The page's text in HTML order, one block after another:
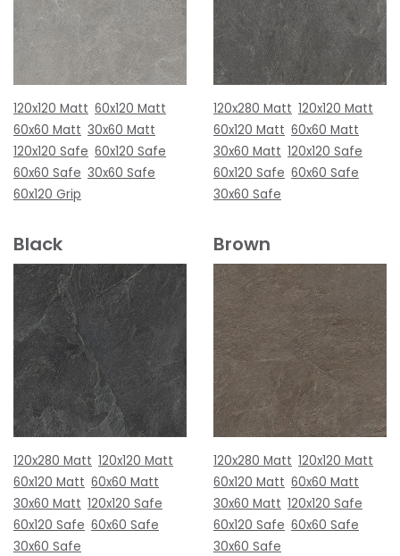
120x120 Matt 60x120 Matt
60x60 Matt 30x60 Matt
120x120 Safe 60x120 Safe
60x60 Safe 30x60 Safe
60x120 Grip
120x280 Matt 120x120 Matt
60x120 Matt 60x60 Matt
30x60 Matt 120x120 Safe
60x120 Safe 60x60 Safe
30x60 Safe
Black
120x280 Matt 120x120 Matt
60x120 Matt 60x60 Matt
30x60 Matt 120x120 Safe
60x120 Safe 60x60 Safe
30x60 Safe
Brown
120x280 Matt 120x120 Matt
60x120 Matt 60x60 Matt
30x60 Matt 120x120 Safe
60x120 Safe 60x60 Safe
30x60 Safe